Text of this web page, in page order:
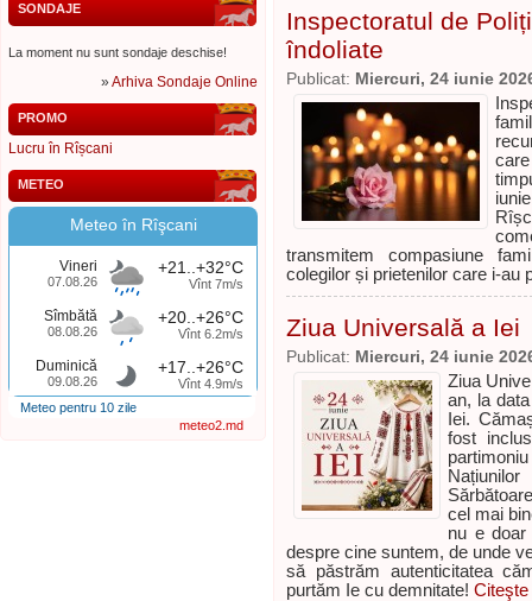
SONDAJE
La moment nu sunt sondaje deschise!
»Arhiva Sondaje Online
PROMO
Lucru în Rîșcani
METEO
Meteo în Rîşcani
Vineri
07.08.26
+21..+32°C
Vînt 7m/s
Sîmbătă
08.08.26
+20..+26°C
Vînt 6.2m/s
Duminică
09.08.26
+17..+26°C
Vînt 4.9m/s
Meteo pentru 10 zile
meteo2.md
Inspectoratul de
îndoliate
Publicat: Miercuri, 24 iunie
transmitem compasiune
colegilor și prietenilor care i-au
Ziua Universală a Iei
Publicat: Miercuri, 24 iunie
Ziua
an, la
Iei.
fost
cel mai
nu e
despre cine suntem, de unde
să păstrăm autenticitatea
purtăm Ie cu demnitate!